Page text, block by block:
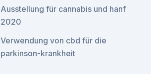
Ausstellung für cannabis und hanf
2020
Verwendung von cbd für die
parkinson-krankheit